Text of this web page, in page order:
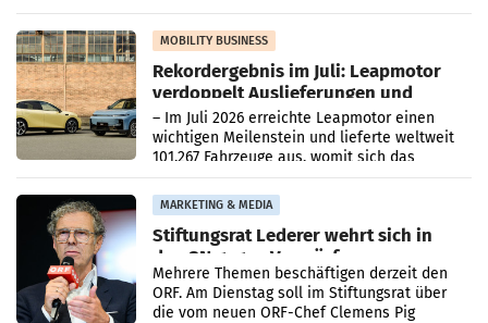
Bundeswettbewerbsbehörde und der
Bundeskartellanwalt
MOBILITY BUSINESS
Rekordergebnis im Juli: Leapmotor
verdoppelt Auslieferungen und
überschreitet die 100.000er-Marke
– Im Juli 2026 erreichte Leapmotor einen
wichtigen Meilenstein und lieferte weltweit
101.267 Fahrzeuge aus, womit sich das
Ergebnis gegenüber Juli 2025 mehr als
verdoppelte (+102
MARKETING & MEDIA
Stiftungsrat Lederer wehrt sich in
den SN gegen Vorwürfe
Mehrere Themen beschäftigen derzeit den
ORF. Am Dienstag soll im Stiftungsrat über
die vom neuen ORF-Chef Clemens Pig